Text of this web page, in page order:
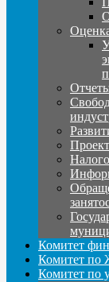
Комитет
Комитет
Комитет по